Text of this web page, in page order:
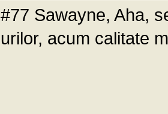
#77 Sawayne, Aha,
urilor, acum calitate